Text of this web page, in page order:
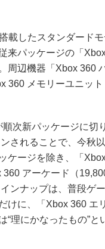
載したスタンダード
来パッケージの「
周辺機器「Xbox 360
360 メモリーユニッ
次新パッケージに切
されることで、今秋
ケージを除き、「
アーケード（
ンナップは、普段ゲ
けに、「Xbox 360 エ
理にかなったもの”と